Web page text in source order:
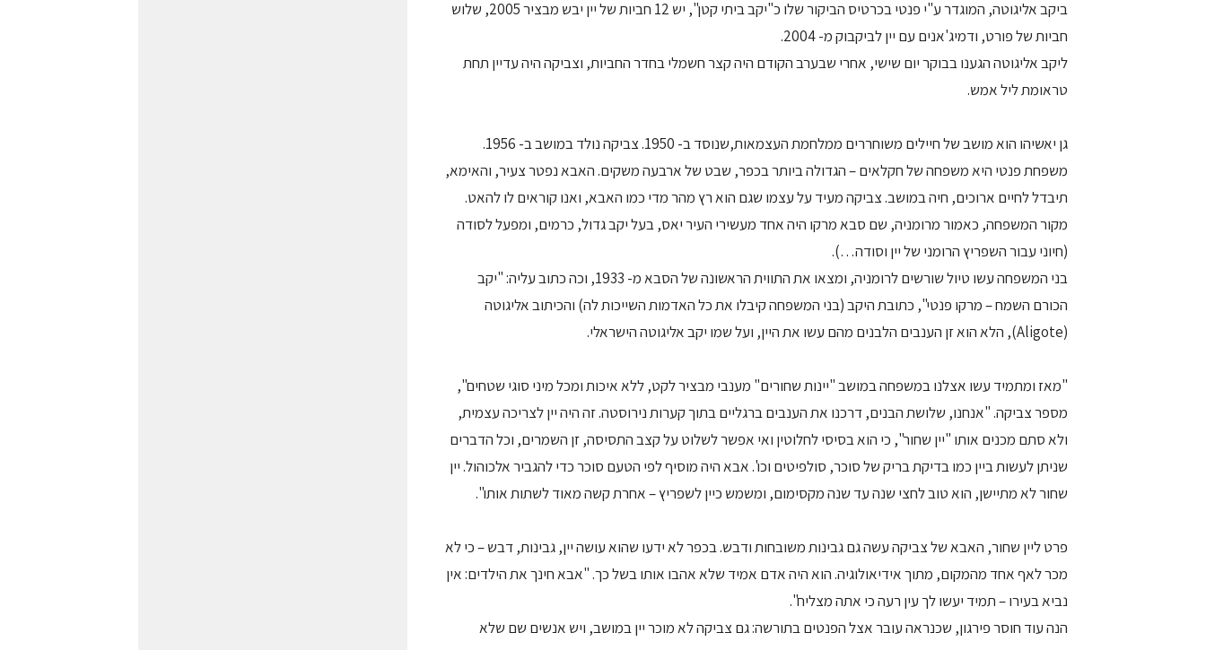
ביקב אליגוטה, המוגדר ע"י פנטי בכרטיס הביקור שלו כ"יקב ביתי קטן", יש 12 חביות של יין יבש מבציר 2005, שלוש
חביות של פורט, ודמיג'אנים עם יין לביקבוק מ- 2004.
ליקב אליגוטה הגענו בבוקר יום שישי, אחרי שבערב הקודם היה קצר חשמלי בחדר החביות, וצביקה היה עדיין תחת
טראומת ליל אמש.
גן יאשיהו הוא מושב של חיילים משוחררים ממלחמת העצמאות,שנוסד ב- 1950. צביקה נולד במושב ב- 1956.
משפחת פנטי היא משפחה של חקלאים – הגדולה ביותר בכפר, שבט של ארבעה משקים. האבא נפטר צעיר, והאימא,
תיבדל לחיים ארוכים, חיה במושב. צביקה מעיד על עצמו שגם הוא רץ מהר מדי כמו האבא, ואנו קוראים לו להאט.
מקור המשפחה, כאמור מרומניה, שם סבא מרקו היה אחד מעשירי העיר יאס, בעל יקב גדול, כרמים, ומפעל לסודה
(חיוני עבור השפריץ הרומני של יין וסודה…).
בני המשפחה עשו טיול שורשים לרומניה, ומצאו את התווית הראשונה של הסבא מ- 1933, וכה כתוב עליה: "יקב
הכורם השמח – מרקו פנטי", כתובת היקב (בני המשפחה קיבלו את כל האדמות השייכות לה) והכיתוב אליגוטה
(Aligote), הלא הוא זן הענבים הלבנים מהם עשו את היין, ועל שמו יקב אליגוטה הישראלי.
"מאז ומתמיד עשו אצלנו במשפחה במושב "יינות שחורים" מענבי מבציר לקט, ללא איכות ומכל מיני סוגי שטחים",
מספר צביקה. "אנחנו, שלושת הבנים, דרכנו את הענבים ברגליים בתוך קערות נירוסטה. זה היה יין לצריכה עצמית,
ולא סתם מכנים אותו "יין שחור", כי הוא בסיסי לחלוטין ואי אפשר לשלוט על קצב התסיסה, זן השמרים, וכל הדברים
שניתן לעשות ביין כמו בדיקת בריק של סוכר, סולפיטים וכו'. אבא היה מוסיף לפי הטעם סוכר כדי להגביר אלכוהול. יין
שחור לא מתיישן, הוא טוב לחצי שנה עד שנה מקסימום, ומשמש כיין לשפריץ – אחרת קשה מאוד לשתות אותו".
פרט ליין שחור, האבא של צביקה עשה גם גבינות משובחות ודבש. בכפר לא ידעו שהוא עושה יין, גבינות, דבש – כי לא
מכר לאף אחד מהמקום, מתוך אידיאולוגיה. הוא היה אדם אמיד שלא אהבו אותו בשל כך. "אבא חינך את הילדים: אין
נביא בעירו – תמיד יעשו לך עין רעה כי אתה מצליח".
הנה עוד חוסר פירגון, שכנראה עובר אצל הפנטים בתורשה: גם צביקה לא מוכר יין במושב, ויש אנשים שם שלא